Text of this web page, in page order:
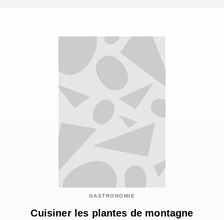
GASTRONOMIE
Cuisiner les plantes de montagne